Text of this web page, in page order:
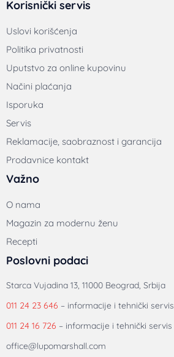
Korisnički servis
Uslovi korišćenja
Politika privatnosti
Uputstvo za online kupovinu
Načini plaćanja
Isporuka
Servis
Reklamacije, saobraznost i garancija
Prodavnice kontakt
Važno
O nama
Magazin za modernu ženu
Recepti
Poslovni podaci
Starca Vujadina 13, 11000 Beograd, Srbija
011 24 23 646 – informacije i tehnički servis
011 24 16 726 – informacije i tehnički servis
office@lupomarshall.com